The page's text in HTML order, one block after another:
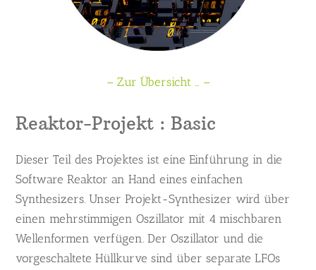
– Zur Übersicht … –
Reaktor-Projekt : Basic
Dieser Teil des Projektes ist eine Einführung in die
Software Reaktor an Hand eines einfachen
Synthesizers. Unser Projekt-Synthesizer wird über
einen mehrstimmigen Oszillator mit 4 mischbaren
Wellenformen verfügen. Der Oszillator und die
vorgeschaltete Hüllkurve sind über separate LFOs